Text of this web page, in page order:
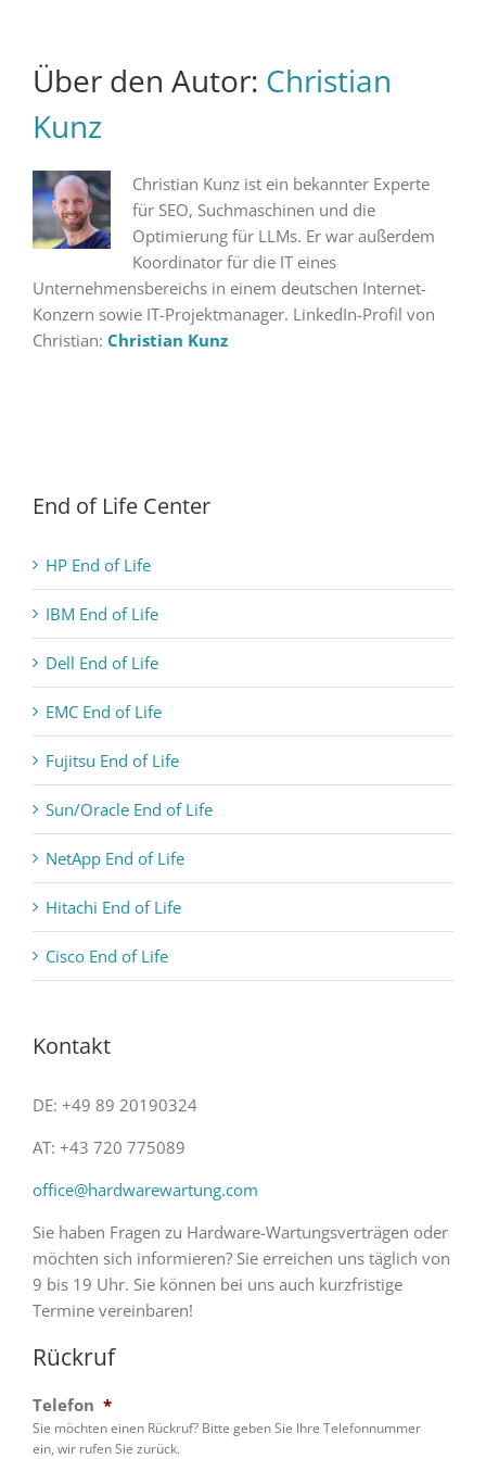
Über den Autor: Christian
Kunz
Christian Kunz ist ein bekannter Experte
für SEO, Suchmaschinen und die
Optimierung für LLMs. Er war außerdem
Koordinator für die IT eines
Unternehmensbereichs in einem deutschen Internet-
Konzern sowie IT-Projektmanager. LinkedIn-Profil von
Christian: Christian Kunz
End of Life Center
HP End of Life
IBM End of Life
Dell End of Life
EMC End of Life
Fujitsu End of Life
Sun/Oracle End of Life
NetApp End of Life
Hitachi End of Life
Cisco End of Life
Kontakt
DE: +49 89 20190324
AT: +43 720 775089
office@hardwarewartung.com
Sie haben Fragen zu Hardware-Wartungsverträgen oder
möchten sich informieren? Sie erreichen uns täglich von
9 bis 19 Uhr. Sie können bei uns auch kurzfristige
Termine vereinbaren!
Rückruf
Telefon *
Sie möchten einen Rückruf? Bitte geben Sie Ihre Telefonnummer
ein, wir rufen Sie zurück.